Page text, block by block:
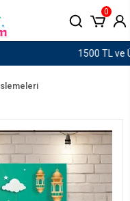
Ücretsiz!
0